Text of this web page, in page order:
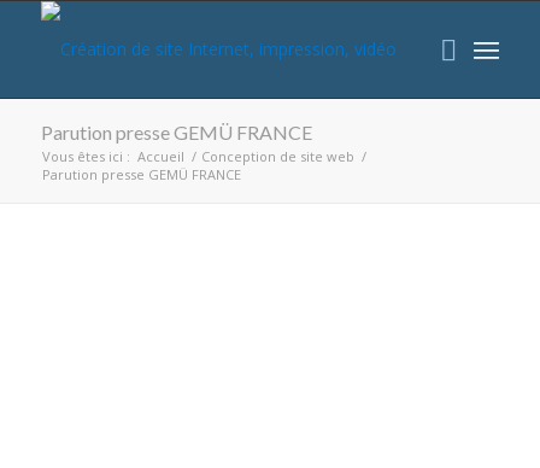
Parution presse GEMÜ FRANCE
Vous êtes ici : Accueil / Conception de site web /
Parution presse GEMÜ FRANCE